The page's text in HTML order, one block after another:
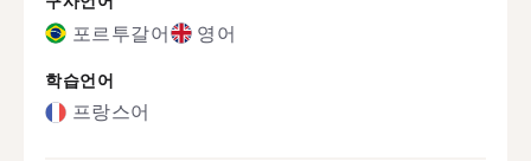
포르투갈어 영어
학습언어
프랑스어